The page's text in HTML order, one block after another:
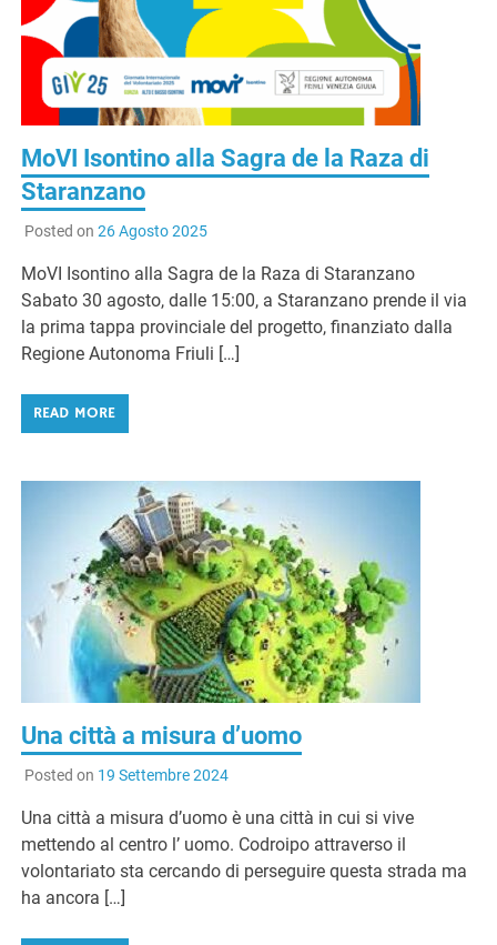
MoVI Isontino alla Sagra de la Raza di
Staranzano
Posted on 26 Agosto 2025
MoVI Isontino alla Sagra de la Raza di Staranzano
Sabato 30 agosto, dalle 15:00, a Staranzano prende il via
la prima tappa provinciale del progetto, finanziato dalla
Regione Autonoma Friuli […]
READ MORE
Una città a misura d’uomo
Posted on 19 Settembre 2024
Una città a misura d’uomo è una città in cui si vive
mettendo al centro l’ uomo. Codroipo attraverso il
volontariato sta cercando di perseguire questa strada ma
ha ancora […]